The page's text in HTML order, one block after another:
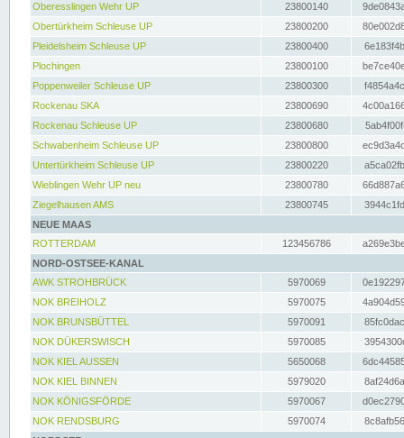
Oberesslingen Wehr UP
23800140
Obertürkheim Schleuse UP
23800200
Pleidelsheim Schleuse UP
23800400
Plochingen
23800100
Poppenweiler Schleuse UP
23800300
Rockenau SKA
23800690
Rockenau Schleuse UP
23800680
Schwabenheim Schleuse UP
23800800
Untertürkheim Schleuse UP
23800220
Wieblingen Wehr UP neu
23800780
Ziegelhausen AMS
23800745
NEUE MAAS
ROTTERDAM
123456786
NORD-OSTSEE-KANAL
AWK STROHBRÜCK
5970069
NOK BREIHOLZ
5970075
NOK BRUNSBÜTTEL
5970091
NOK DÜKERSWISCH
5970085
NOK KIEL AUSSEN
5650068
NOK KIEL BINNEN
5979020
NOK KÖNIGSFÖRDE
5970067
NOK RENDSBURG
5970074